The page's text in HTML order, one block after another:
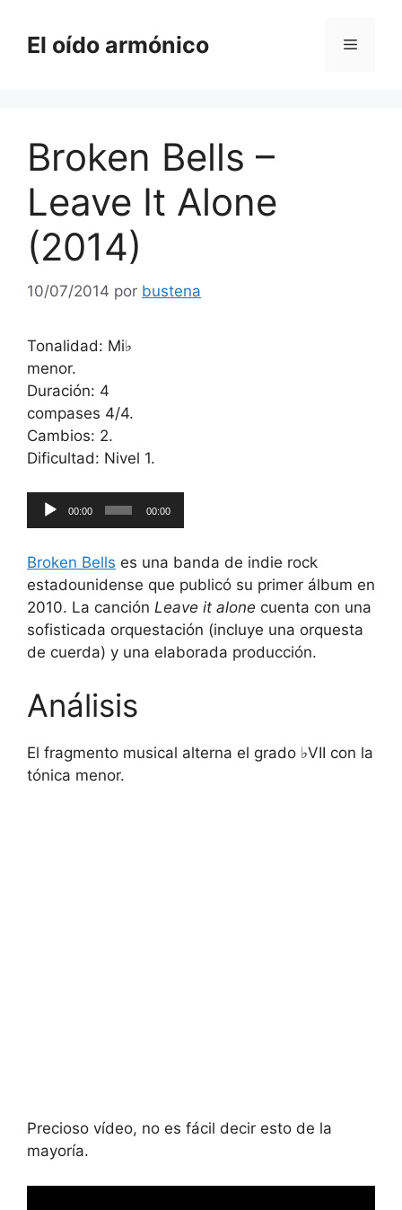
contenido
El oído armónico Menú
Broken Bells –
Leave It Alone
(2014)
10/07/2014 por bustena
Tonalidad: Mi♭
menor.
Duración: 4
compases 4/4.
Cambios: 2.
Dificultad: Nivel 1.
Reproductor
de
00:00 00:00
Broken Bells es una banda de indie rock
estadounidense que publicó su primer álbum en
2010. La canción Leave it alone cuenta con una
sofisticada orquestación (incluye una orquesta
de cuerda) y una elaborada producción.
Análisis
El fragmento musical alterna el grado ♭VII con la
tónica menor.
Precioso vídeo, no es fácil decir esto de la
mayoría.